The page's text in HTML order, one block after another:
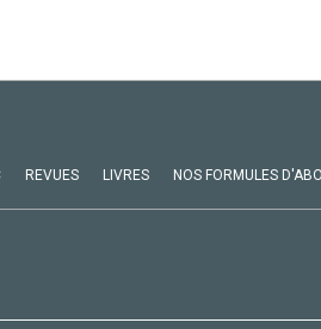
REVUES LIVRES NOS FORMULES